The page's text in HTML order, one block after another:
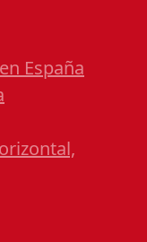
España